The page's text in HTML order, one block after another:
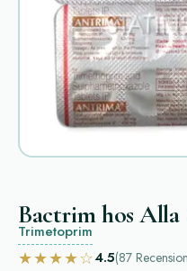
Bactrim hos Alla
Trimetoprim
★★★★☆4.5(87